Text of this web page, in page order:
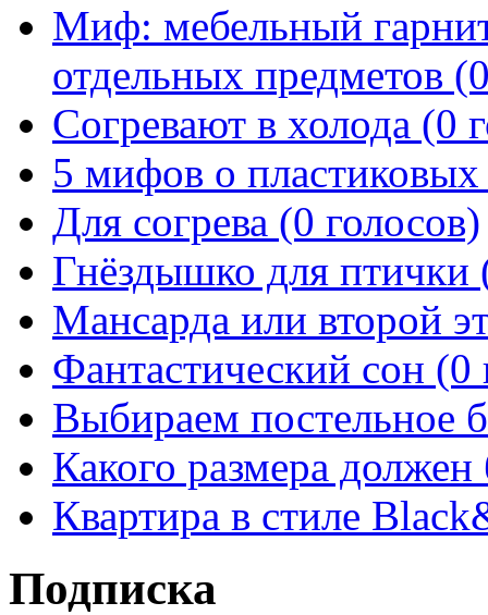
Миф: мебельный
отдельных предметов
Согревают в холода (0
5 мифов о
Для согрева (0 голосов)
Гнёздышко для птички
Мансарда или второй
Фантастический сон (0
Выбираем постельное
Какого размера
Квартира в стиле
Подписка